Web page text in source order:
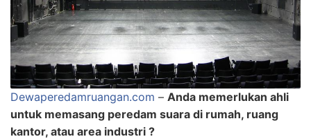
Dewaperedamruangan.com – Anda memerlukan ahli
untuk memasang peredam suara di rumah, ruang
kantor, atau area industri ?